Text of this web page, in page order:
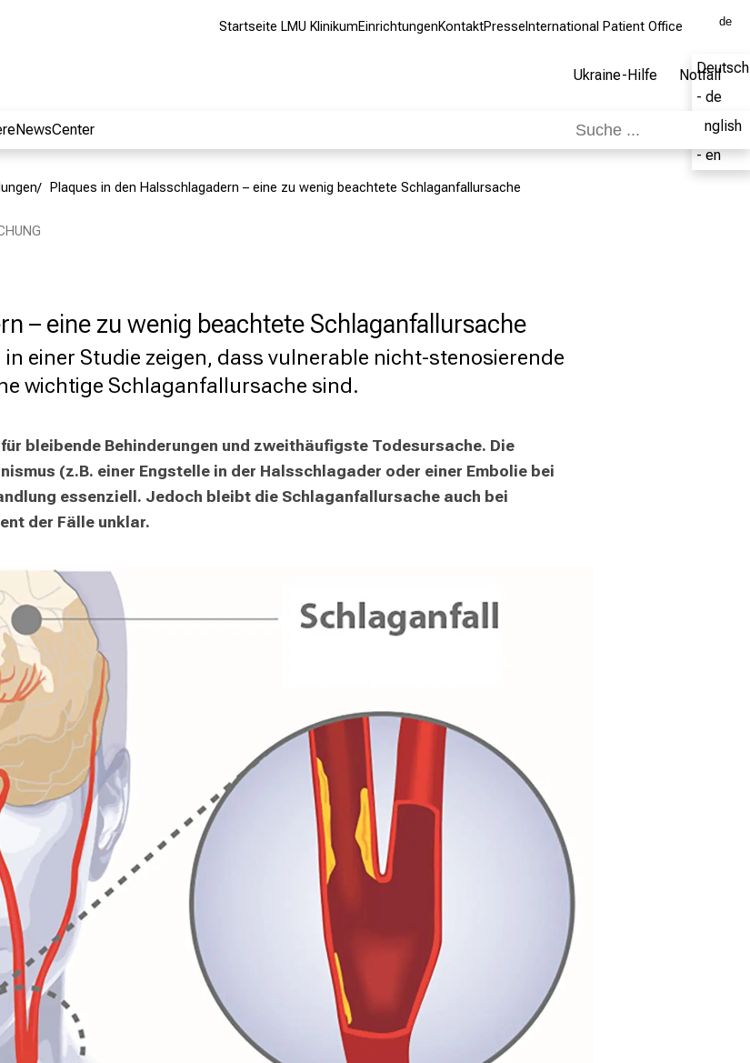
Startseite LMU KlinikumEinrichtungenKontaktPresse International Patient Office de
Deutsch
- de
English
- en
Ukraine-Hilfe Notfall
NewsCenter
Plaques in den Halsschlagadern – eine zu wenig beachtete Schlaganfallursache
– eine zu wenig beachtete Schlaganfallursache
einer Studie zeigen, dass vulnerable nicht-stenosierende
wichtige Schlaganfallursache sind.
bleibende Behinderungen und zweithäufigste Todesursache. Die
(z.B. einer Engstelle in der Halsschlagader oder einer Embolie bei
essenziell. Jedoch bleibt die Schlaganfallursache auch bei
der Fälle unklar.